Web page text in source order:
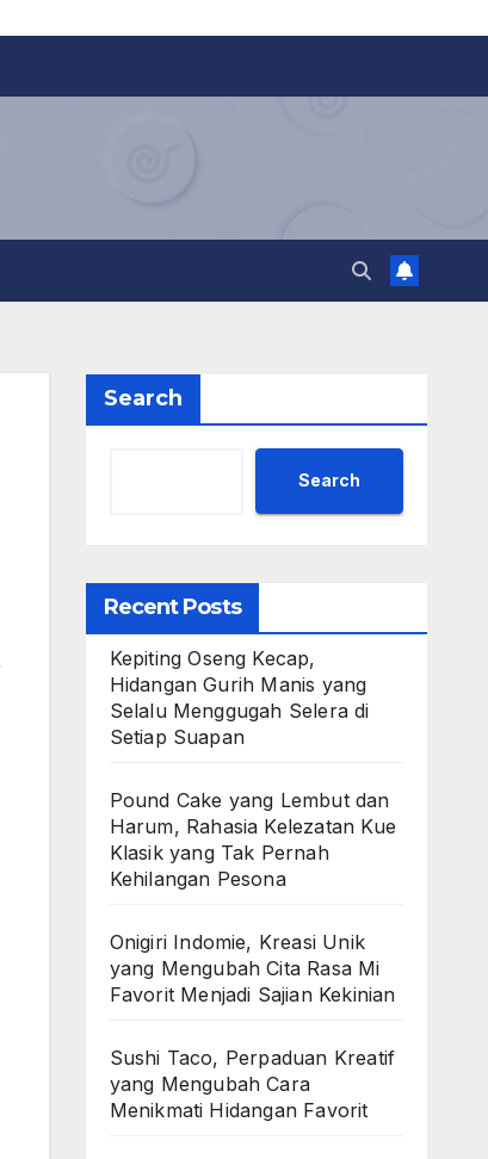
Search
Search
Recent Posts
Kepiting Oseng Kecap,
Hidangan Gurih Manis yang
Selalu Menggugah Selera di
Setiap Suapan
Pound Cake yang Lembut dan
Harum, Rahasia Kelezatan Kue
Klasik yang Tak Pernah
Kehilangan Pesona
Onigiri Indomie, Kreasi Unik
yang Mengubah Cita Rasa Mi
Favorit Menjadi Sajian Kekinian
Sushi Taco, Perpaduan Kreatif
yang Mengubah Cara
Menikmati Hidangan Favorit